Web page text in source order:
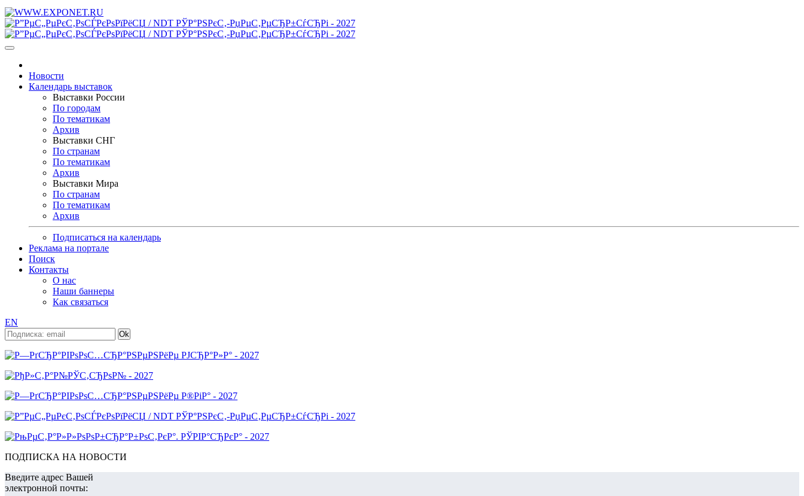
Новости
Календарь выставок
Выставки России
По городам
По тематикам
Архив
Выставки СНГ
По странам
По тематикам
Архив
Выставки Мира
По странам
По тематикам
Архив
Подписаться на календарь
Реклама на портале
Поиск
Контакты
О нас
Наши баннеры
Как связаться
EN
ПОДПИСКА НА НОВОСТИ
Введите адрес Вашей
электронной почты: